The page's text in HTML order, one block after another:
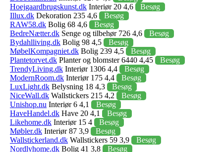
Hoejgaardbrugskunst.dk Interiør 20 4,6
Besøg
Illux.dk Dekoration 235 4,6
Besøg
RAW58.dk Bolig 68 4,6
Besøg
BedreNætter.dk Senge og tilbehør 726 4,6
Besøg
Bydahlliving.dk Bolig 98 4,5
Besøg
MøbelKompagniet.dk Bolig 239 4,5
Besøg
Plantetorvet.dk Planter og blomster 6440 4,45
Besøg
TrendyLiving.dk Interiør 1306 4,4
Besøg
ModernRoom.dk Interiør 175 4,4
Besøg
LuxLight.dk Belysning 18 4,3
Besøg
NiceWall.dk Wallstickers 215 4,2
Besøg
Unishop.nu Interiør 6 4,1
Besøg
HaveHandel.dk Have 20 4,1
Besøg
Likehome.dk Interiør 15 4
Besøg
Møbler.dk Interiør 87 3,9
Besøg
Wallstickerland.dk Wallstickers 59 3,9
Besøg
Nordlyhome.dk Bolig 41 3,8
Besøg